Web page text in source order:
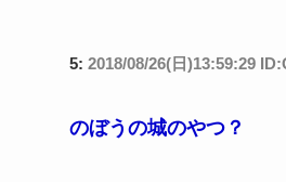
5: 2018/08/26(日)13:59:29
のぼうの城のやつ？